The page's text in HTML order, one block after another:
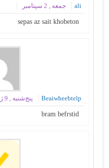
ali جمعه , 2 سپتامبر
sepas az sait khobeton
Beaiwheebtelp پنج‌شنبه , 9 ژوئن
bram befrstid